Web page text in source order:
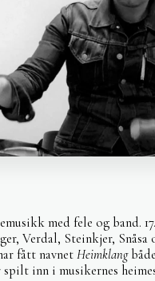
med fele og band. 17.
Verdal, Steinkjer, Snåsa
fått navnet Heimklang
inn i musikernes